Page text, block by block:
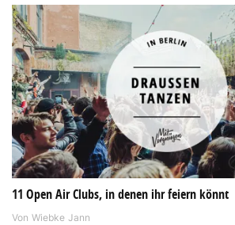
11 Open Air Clubs, in denen ihr feiern könnt
Von Wiebke Jann